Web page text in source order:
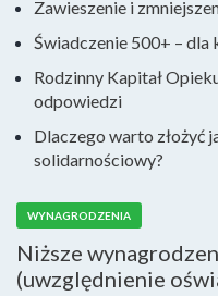
Zawieszenie i
Świadczenie 500+ – dla
Rodzinny Kapitał
odpowiedzi
Dlaczego warto złożyć
solidarnościowy?
WYNAGRODZENIA
Niższe
(uwzględnienie